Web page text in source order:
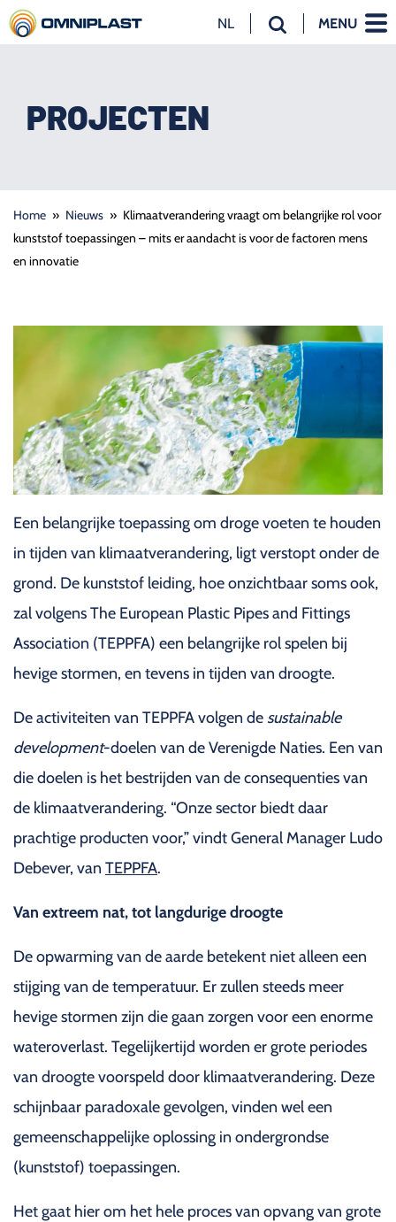
NL
MENU
PROJECTEN
Home » Nieuws » Klimaatverandering vraagt om belangrijke rol voor
kunststof toepassingen – mits er aandacht is voor de factoren mens
en innovatie
Een belangrijke toepassing om droge voeten te houden
in tijden van klimaatverandering, ligt verstopt onder de
grond. De kunststof leiding, hoe onzichtbaar soms ook,
zal volgens The European Plastic Pipes and Fittings
Association (TEPPFA) een belangrijke rol spelen bij
hevige stormen, en tevens in tijden van droogte.
De activiteiten van TEPPFA volgen de sustainable
development-doelen van de Verenigde Naties. Een van
die doelen is het bestrijden van de consequenties van
de klimaatverandering. “Onze sector biedt daar
prachtige producten voor,” vindt General Manager Ludo
Debever, van TEPPFA.
Van extreem nat, tot langdurige droogte
De opwarming van de aarde betekent niet alleen een
stijging van de temperatuur. Er zullen steeds meer
hevige stormen zijn die gaan zorgen voor een enorme
wateroverlast. Tegelijkertijd worden er grote periodes
van droogte voorspeld door klimaatverandering. Deze
schijnbaar paradoxale gevolgen, vinden wel een
gemeenschappelijke oplossing in ondergrondse
(kunststof) toepassingen.
Het gaat hier om het hele proces van opvang van grote